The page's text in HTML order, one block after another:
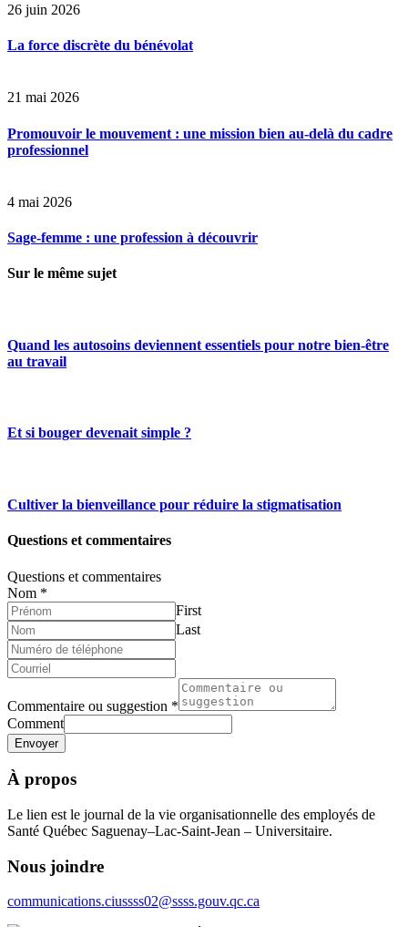
26 juin 2026
La force discrète du bénévolat
21 mai 2026
Promouvoir le mouvement : une mission bien au-delà du cadre
professionnel
4 mai 2026
Sage-femme : une profession à découvrir
Sur le même sujet
Quand les autosoins deviennent essentiels pour notre bien-être
au travail
Et si bouger devenait simple ?
Cultiver la bienveillance pour réduire la stigmatisation
Questions et commentaires
Questions et commentaires
Nom *
First
Last
Commentaire ou suggestion *
Comment
Envoyer
À propos
Le lien est le journal de la vie organisationnelle des employés de
Santé Québec Saguenay–Lac-Saint-Jean – Universitaire.
Nous joindre
communications.ciussss02@ssss.gouv.qc.ca